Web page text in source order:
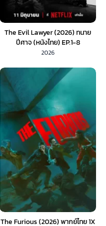
The Evil Lawyer (2026) ทนาย
ปีศาจ (หนังไทย) EP.1-8
2026
The Furious (2026) พากย์ไทย 1X